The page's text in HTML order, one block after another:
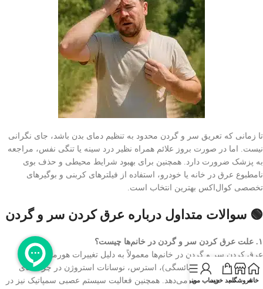
تا زمانی که تعریق سر و گردن محدود به تنظیم دمای بدن باشد، جای نگرانی
نیست. اما در صورت بروز علائم همراه نظیر درد سینه یا تنگی نفس، مراجعه
به پزشک ضرورت دارد. همچنین برای بهبود شرایط محیطی و حذف بوی
نامطبوع عرق در خانه یا خودرو، استفاده از فیلترهای کربنی و بوگیرهای
تخصصی کوال‌اکس بهترین انتخاب است.
🟢 سوالات متداول درباره عرق کردن سر و گردن
۱. علت عرق کردن سر و گردن در خانم‌ها چیست؟
عرق کردن سر و گردن در خانم‌ها معمولاً به دلیل تغییرات هورمونی (مانند
دوران پیش‌یائسگی و یائسگی)، استرس، نوسانات استروژن در چرخه‌های
قاعدگی یا بارداری رخ می‌دهد. همچنین فعالیت سیستم عصبی سمپاتیک نیز در
خانهفروشگاهسبد خریدحساب منمنو